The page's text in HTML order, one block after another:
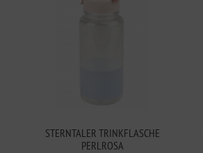
STERNTALER TRINKFLASCHE
PERLROSA